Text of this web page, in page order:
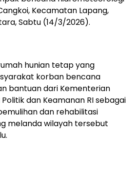
Kecamatan Lapang,
Sabtu (14/3/2026).
hunian tetap yang
korban bencana
bantuan dari Kementerian
dan Keamanan RI sebagai
dan rehabilitasi
melanda wilayah tersebut